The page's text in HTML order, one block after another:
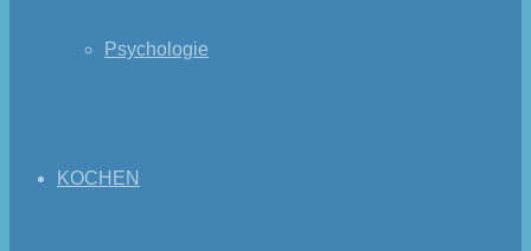
Psychologie
KOCHEN